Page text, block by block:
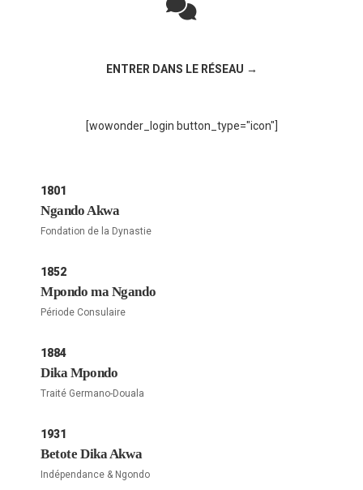
ENTRER DANS LE RÉSEAU →
[wowonder_login button_type="icon"]
1801
Ngando Akwa
Fondation de la Dynastie
1852
Mpondo ma Ngando
Période Consulaire
1884
Dika Mpondo
Traité Germano-Douala
1931
Betote Dika Akwa
Indépendance & Ngondo